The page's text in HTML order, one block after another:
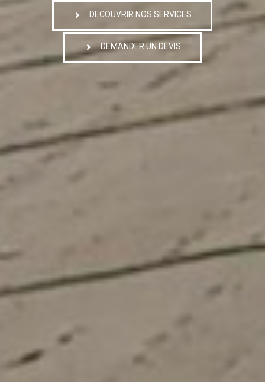
DECOUVRIR NOS SERVICES
DEMANDER UN DEVIS